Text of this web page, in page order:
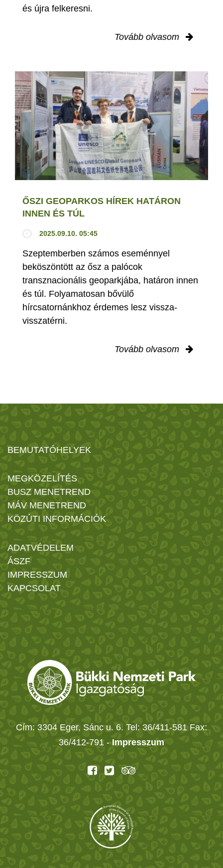
és újra felkeresni.
Tovább olvasom
ŐSZI GEOPARKOS HÍREK HATÁRON
INNEN ÉS TÚL
2025.09.10. 05:45
Szeptemberben számos eseménnyel
beköszöntött az ősz a palócok
transznacionális geoparkjába, határon innen
és túl. Folyamatosan bővülő
hírcsatornánkhoz érdemes lesz vissza-
visszatérni.
Tovább olvasom
BEMUTATÓHELYEK
MEGKÖZELÍTÉS
BUSZ MENETREND
MÁV MENETREND
KÖZÚTI INFORMÁCIÓK
ADATVÉDELEM
ÁSZF
IMPRESSZUM
KAPCSOLAT
Cím: 3304 Eger, Sánc u. 6. Tel: 36/411-581 Fax:
36/412-791 - Impresszum